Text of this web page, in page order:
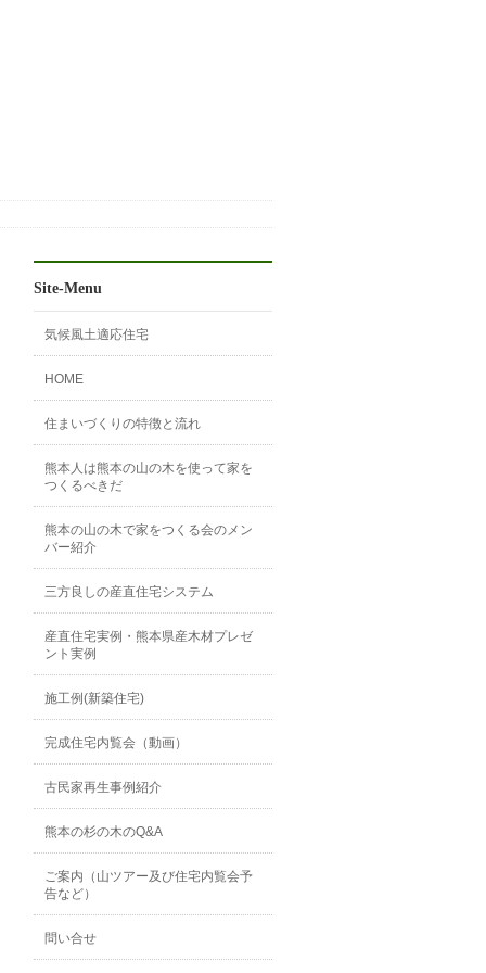
Site-Menu
気候風土適応住宅
HOME
住まいづくりの特徴と流れ
熊本人は熊本の山の木を使って家を
つくるべきだ
熊本の山の木で家をつくる会のメン
バー紹介
三方良しの産直住宅システム
産直住宅実例・熊本県産木材プレゼ
ント実例
施工例(新築住宅)
完成住宅内覧会（動画）
古民家再生事例紹介
熊本の杉の木のQ&A
ご案内（山ツアー及び住宅内覧会予
告など）
問い合せ